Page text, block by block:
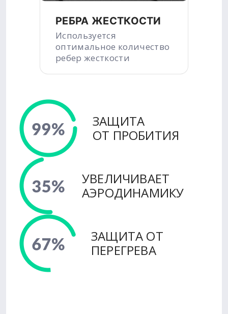
РЕБРА ЖЕСТКОСТИ
Используется
оптимальное количество
ребер жесткости
ЗАЩИТА
ОТ ПРОБИТИЯ
УВЕЛИЧИВАЕТ
АЭРОДИНАМИКУ
ЗАЩИТА ОТ
ПЕРЕГРЕВА